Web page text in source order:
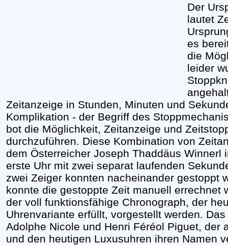
Der
lautet
es
die
leider
Zeitanzeige in Stunden, Minuten und
Komplikation - der Begriff des
bot die Möglichkeit, Zeitanzeige und
durchzuführen. Diese Kombination von
dem Österreicher Joseph Thaddäus Winnerl
erste Uhr mit zwei separat laufenden
zwei Zeiger konnten nacheinander gestoppt
konnte die gestoppte Zeit manuell errechnet
der voll funktionsfähige Chronograph, der
Uhrenvariante erfüllt, vorgestellt werden.
Adolphe Nicole und Henri Féréol Piguet, der
und den heutigen Luxusuhren ihren Namen